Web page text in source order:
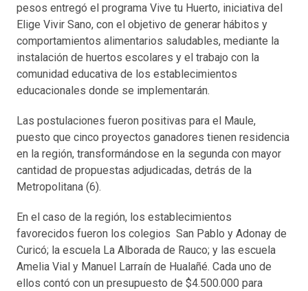
pesos entregó el programa Vive tu Huerto, iniciativa del
Elige Vivir Sano, con el objetivo de generar hábitos y
comportamientos alimentarios saludables, mediante la
instalación de huertos escolares y el trabajo con la
comunidad educativa de los establecimientos
educacionales donde se implementarán.
Las postulaciones fueron positivas para el Maule,
puesto que cinco proyectos ganadores tienen residencia
en la región, transformándose en la segunda con mayor
cantidad de propuestas adjudicadas, detrás de la
Metropolitana (6).
En el caso de la región, los establecimientos
favorecidos fueron los colegios San Pablo y Adonay de
Curicó; la escuela La Alborada de Rauco; y las escuela
Amelia Vial y Manuel Larraín de Hualañé. Cada uno de
ellos contó con un presupuesto de $4.500.000 para